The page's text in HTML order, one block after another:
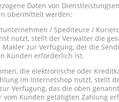
Daten von
übermittelt werden:
/ Spediteure /
nutzt, stellt der Verwalter die
zur Verfügung, der die
Kunden erforderlich ist.
die elektronische oder
im Internetshop nutzt, stellt
Verfügung, das die oben
vom Kunden getätigten Zahlung